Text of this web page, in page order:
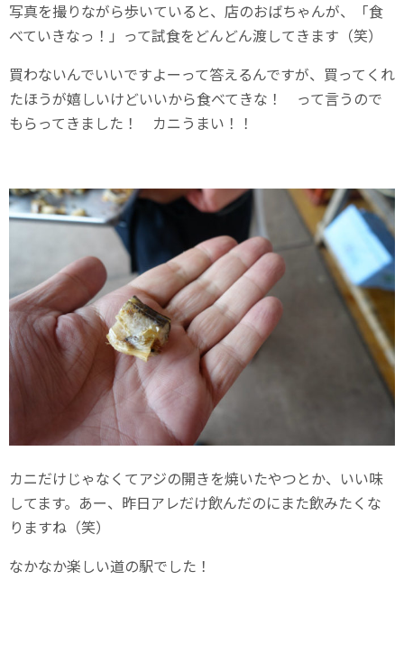
写真を撮りながら歩いていると、店のおばちゃんが、「食
べていきなっ！」って試食をどんどん渡してきます（笑）
買わないんでいいですよーって答えるんですが、買ってくれ
たほうが嬉しいけどいいから食べてきな！ って言うので
もらってきました！ カニうまい！！
カニだけじゃなくてアジの開きを焼いたやつとか、いい味
してます。あー、昨日アレだけ飲んだのにまた飲みたくな
りますね（笑）
なかなか楽しい道の駅でした！